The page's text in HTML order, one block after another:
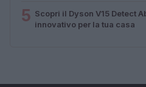
5 Scopri il Dyson V15 Detect
innovativo per la tua casa